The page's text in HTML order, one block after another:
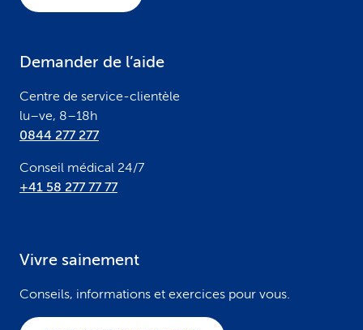
Demander de l’aide
Centre de service-clientèle
lu–ve, 8–18h
0844 277 277
Conseil médical 24/7
+41 58 277 77 77
Vivre sainement
Conseils, informations et exercices pour vous.